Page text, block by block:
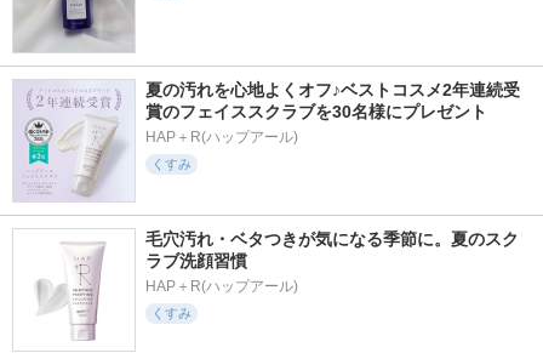
夏の汚れを心地よくオフ♪ベストコスメ2年連続受
賞のフェイススクラブを30名様にプレゼント
HAP＋R(ハップアール)
くすみ
毛穴汚れ・ベタつきが気になる季節に。夏のスク
ラブ洗顔習慣
HAP＋R(ハップアール)
くすみ